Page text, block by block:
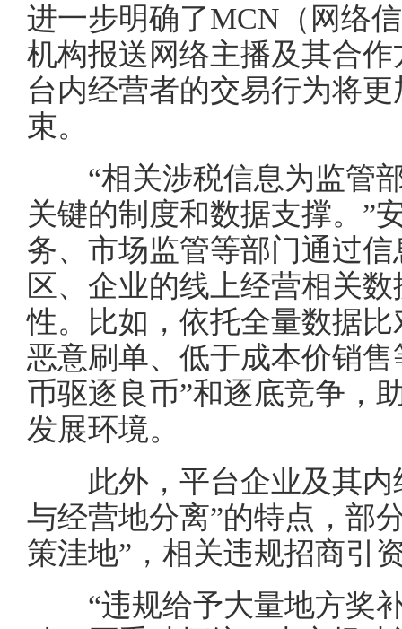
进一步明确了MCN（网络
机构报送网络主播及其合
台内经营者的交易行为将
束。
“相关涉税信息为监管部
关键的制度和数据支撑。”
务、市场监管等部门通过
区、企业的线上经营相关
性。比如，依托全量数据
恶意刷单、低于成本价销
币驱逐良币”和逐底竞争，
发展环境。
此外，平台企业及其内
与经营地分离”的特点，部
策洼地”，相关违规招商引
“违规给予大量地方奖补